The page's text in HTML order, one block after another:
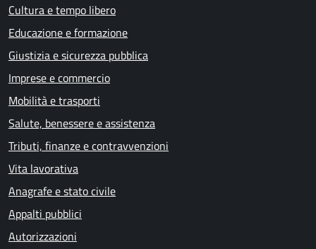
Cultura e tempo libero
Educazione e formazione
Giustizia e sicurezza pubblica
Imprese e commercio
Mobilità e trasporti
Salute, benessere e assistenza
Tributi, finanze e contravvenzioni
Vita lavorativa
Anagrafe e stato civile
Appalti pubblici
Autorizzazioni